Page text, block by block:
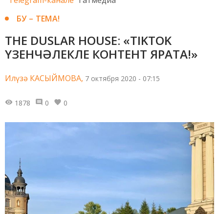
БУ – ТЕМА!
THE DUSLAR HOUSE: «TIKTOK
ҮЗЕНЧӘЛЕКЛЕ КОНТЕНТ ЯРАТА!»
Илүзә КАСЫЙМОВА, 7 октября 2020 - 07:15
1878 0 0